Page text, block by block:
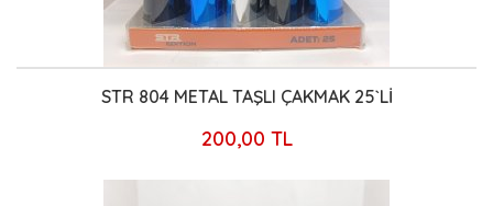
STR 804 METAL TAŞLI ÇAKMAK 25`Lİ
200,00 TL